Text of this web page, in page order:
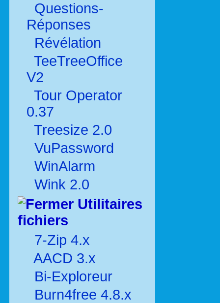
Questions-
Réponses
Révélation
TeeTreeOffice
V2
Tour Operator
0.37
Treesize 2.0
VuPassword
WinAlarm
Wink 2.0
Utilitaires
fichiers
7-Zip 4.x
AACD 3.x
Bi-Exploreur
Burn4free 4.8.x